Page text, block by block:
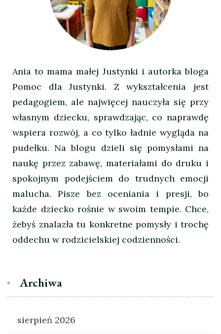
Ania to mama małej Justynki i autorka bloga
Pomoc dla Justynki. Z wykształcenia jest
pedagogiem, ale najwięcej nauczyła się przy
własnym dziecku, sprawdzając, co naprawdę
wspiera rozwój, a co tylko ładnie wygląda na
pudełku. Na blogu dzieli się pomysłami na
naukę przez zabawę, materiałami do druku i
spokojnym podejściem do trudnych emocji
malucha. Pisze bez oceniania i presji, bo
każde dziecko rośnie w swoim tempie. Chce,
żebyś znalazła tu konkretne pomysły i trochę
oddechu w rodzicielskiej codzienności.
Archiwa
sierpień 2026